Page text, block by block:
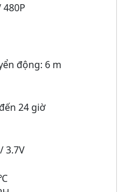
động: 6 m
24 giờ
3.7V